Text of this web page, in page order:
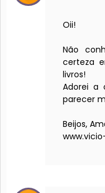
Oii!
Não
certeza
livros!
Adorei a
parecer
Beijos,